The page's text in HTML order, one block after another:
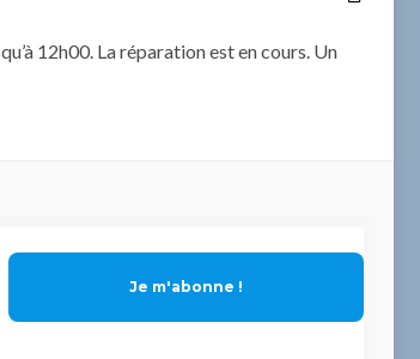
12h00. La réparation est en cours. Un